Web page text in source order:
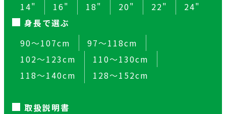
14"
16" 18" 20" 22"
24"
身長で選ぶ
90～107cm
97～118cm
102～123cm
110～130cm
118～140cm
128～152cm
取扱説明書